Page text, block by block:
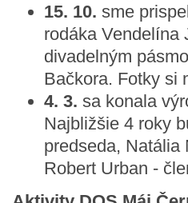
15. 10. sme
rodáka Vendelína
divadelným
Bačkora. Fotky si
4. 3. sa konala
Najbližšie 4 roky
predseda, Natália
Robert Urban -